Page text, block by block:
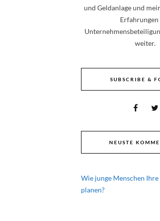
und Geldanlage und
weiter.
SUBSCRIBE &
NEUSTE
Wie junge Menschen
planen?